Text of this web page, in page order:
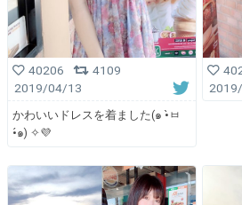
40206
4109
2019/04/13
かわいいドレスを着ました(๑ •̀ㅂ
•́๑) ✧💜